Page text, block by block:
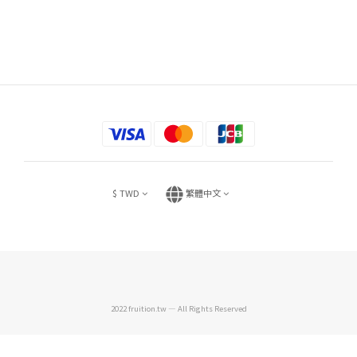
$ TWD 繁體中文
2022 fruition.tw — All Rights Reserved